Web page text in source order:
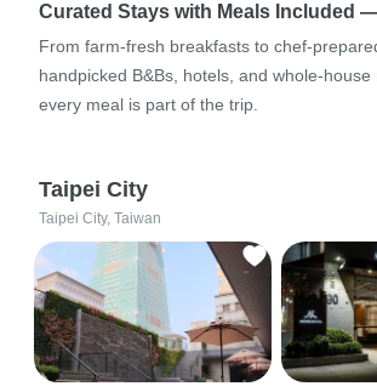
Curated Stays with Meals Included
From farm-fresh breakfasts to chef-
handpicked B&Bs, hotels, and whole-house
every meal is part of the trip.
Taipei City
Taipei City, Taiwan